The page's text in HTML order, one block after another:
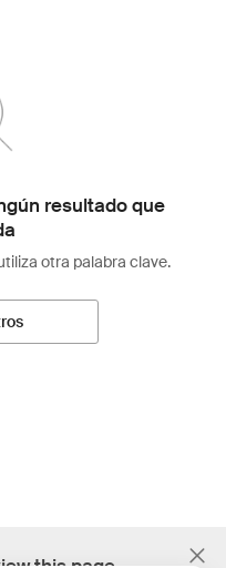
resultado que
otra palabra clave.